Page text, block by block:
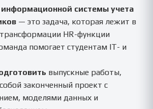
системы учета
— это задача, которая лежит в
HR-функции
помогает студентам IT- и
выпускные работы,
законченный проект с
моделями данных и